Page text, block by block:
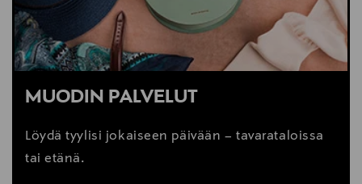
MUODIN PALVELUT
Löydä tyylisi jokaiseen päivään – tavarataloissa
tai etänä.